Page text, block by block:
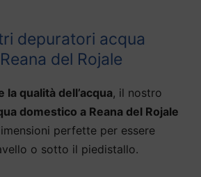
depuratori acqua
del Rojale
la qualità dell’acqua, il nostro
domestico a Reana del Rojale
perfette per essere
o sotto il piedistallo.